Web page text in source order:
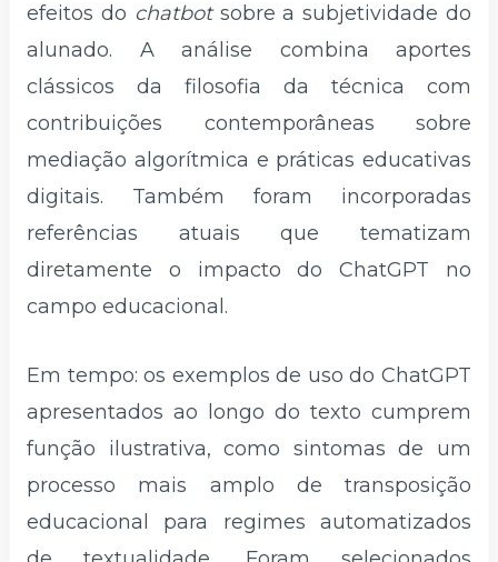
efeitos do chatbotsobre a subjetividade do
alunado. A análise combina aportes
clássicos da filosofia da técnica com
contribuições contemporâneas sobre
mediação algorítmica e práticas educativas
digitais. Também foram incorporadas
referências atuais que tematizam
diretamente o impacto do ChatGPT no
campo educacional.
Em tempo: os exemplos de uso do ChatGPT
apresentados ao longo do texto cumprem
função ilustrativa, como sintomas de um
processo mais amplo de transposição
educacional para regimes automatizados